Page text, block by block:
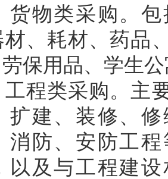
类采购。包
、耗材、药品
保用品、学生
类采购。主要
扩建、装修、
消防、安防工
以及与工程建